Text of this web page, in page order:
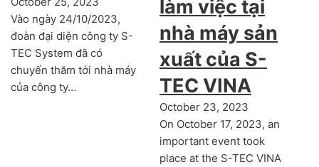
Vào ngày 24/10/2023,
đoàn đại diện công ty S-
TEC System đã có
chuyến thăm tới nhà máy
của công ty…
làm việc tại
nhà máy sản
xuất của S-
TEC VINA
October 23, 2023
On October 17, 2023, an
important event took
place at the S-TEC VINA